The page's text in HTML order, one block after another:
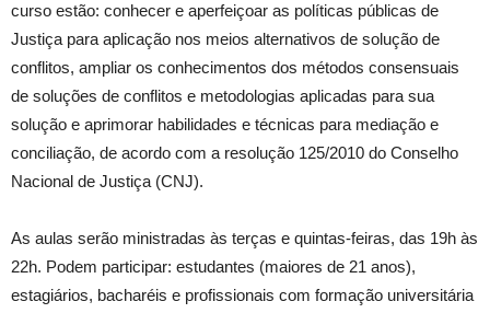
curso estão: conhecer e aperfeiçoar as políticas públicas de
Justiça para aplicação nos meios alternativos de solução de
conflitos, ampliar os conhecimentos dos métodos consensuais
de soluções de conflitos e metodologias aplicadas para sua
solução e aprimorar habilidades e técnicas para mediação e
conciliação, de acordo com a resolução 125/2010 do Conselho
Nacional de Justiça (CNJ).
As aulas serão ministradas às terças e quintas-feiras, das 19h às
22h. Podem participar: estudantes (maiores de 21 anos),
estagiários, bacharéis e profissionais com formação universitária